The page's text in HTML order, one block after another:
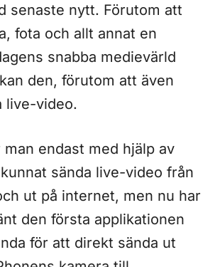
senaste nytt. Förutom att
fota och allt annat en
snabba medievärld
den, förutom att även
live-video.
man endast med hjälp av
sända live-video från
ut på internet, men nu har
den första applikationen
för att direkt sända ut